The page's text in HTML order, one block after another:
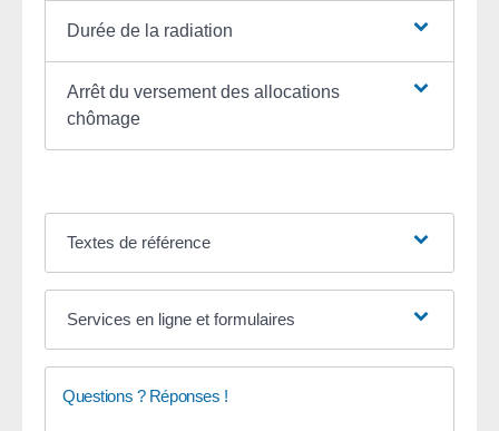
Durée de la radiation
Arrêt du versement des allocations
chômage
Textes de référence
Services en ligne et formulaires
Questions ? Réponses !